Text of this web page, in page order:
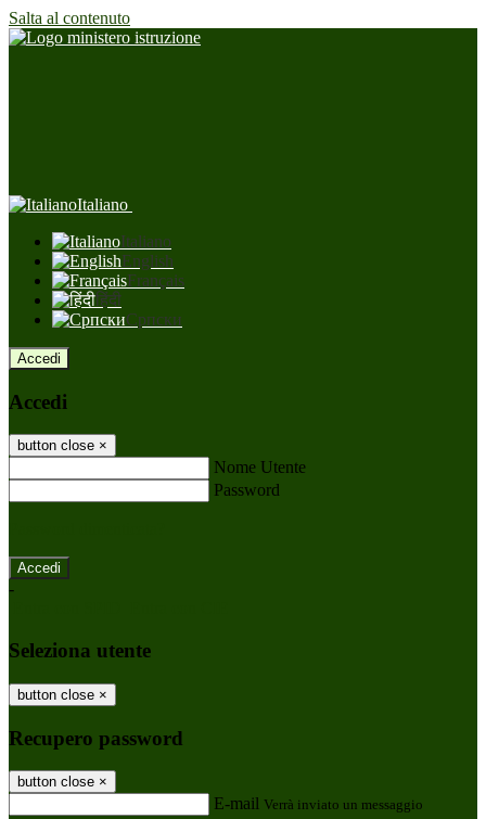
Salta al contenuto
Italiano
Italiano
English
Français
हिंदी
Српски
Accedi
Accedi
button close ×
Nome Utente
Password
-
Seleziona utente
button close ×
Recupero password
button close ×
E-mail Verrà inviato un messaggio